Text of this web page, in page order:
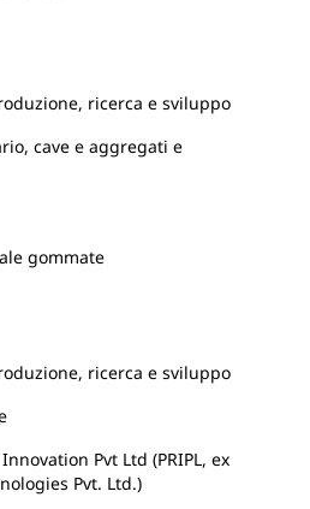
ricerca e sviluppo
cave e aggregati e
gommate
ricerca e sviluppo
Pvt Ltd (PRIPL, ex
Pvt. Ltd.)